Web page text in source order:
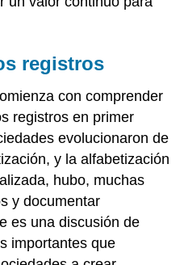
registros
con comprender
registros en primer
evolucionaron de
y la alfabetización
hubo, muchas
y documentar
es una discusión de
importantes que